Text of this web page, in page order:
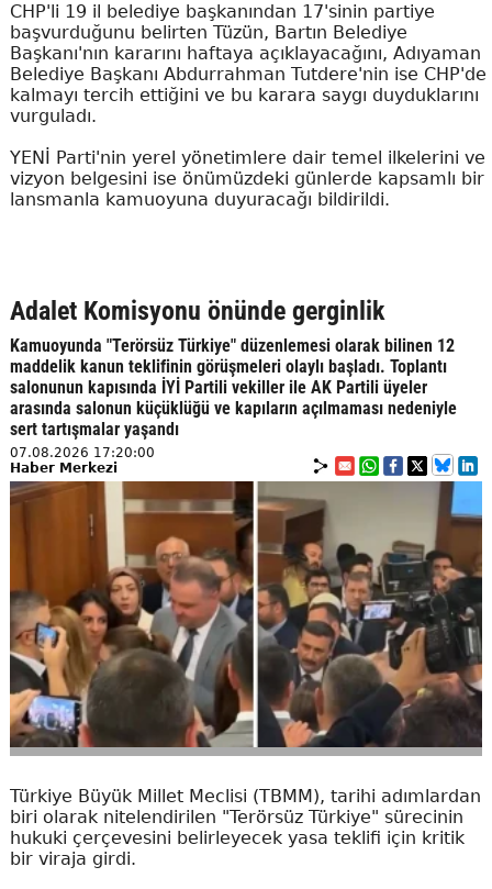
CHP'li 19 il belediye başkanından 17'sinin partiye
başvurduğunu belirten Tüzün, Bartın Belediye
Başkanı'nın kararını haftaya açıklayacağını, Adıyaman
Belediye Başkanı Abdurrahman Tutdere'nin ise CHP'de
kalmayı tercih ettiğini ve bu karara saygı duyduklarını
vurguladı.
YENİ Parti'nin yerel yönetimlere dair temel ilkelerini ve
vizyon belgesini ise önümüzdeki günlerde kapsamlı bir
lansmanla kamuoyuna duyuracağı bildirildi.
Adalet Komisyonu önünde gerginlik
Kamuoyunda "Terörsüz Türkiye" düzenlemesi olarak bilinen 12
maddelik kanun teklifinin görüşmeleri olaylı başladı. Toplantı
salonunun kapısında İYİ Partili vekiller ile AK Partili üyeler
arasında salonun küçüklüğü ve kapıların açılmaması nedeniyle
sert tartışmalar yaşandı
07.08.2026 17:20:00
Haber Merkezi
Türkiye Büyük Millet Meclisi (TBMM), tarihi adımlardan
biri olarak nitelendirilen "Terörsüz Türkiye" sürecinin
hukuki çerçevesini belirleyecek yasa teklifi için kritik
bir viraja girdi.